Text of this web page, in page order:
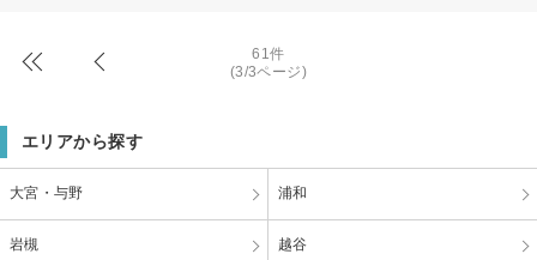
61件
(3/3ページ)
エリアから探す
大宮・与野 浦和
岩槻 越谷